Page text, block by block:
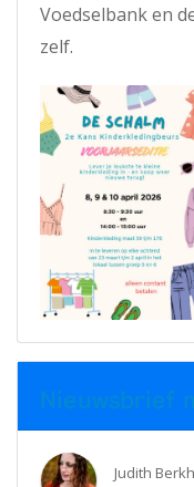
Voedselbank en
zelf.
Nieuwsbrief
Judith